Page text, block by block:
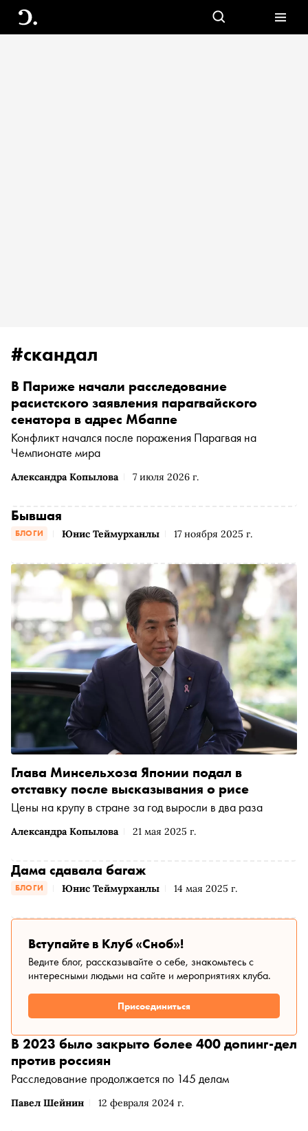
#скандал
Александра Копылова 7 июля 2026 г.
В Париже начали расследование
расистского заявления парагвайского
сенатора в адрес Мбаппе
Конфликт начался после поражения Парагвая на
Чемпионате мира
БЛОГИ Юнис Теймурханлы 17 ноября 2025 г.
Бывшая
Александра Копылова 21 мая 2025 г.
Глава Минсельхоза Японии подал в
отставку после высказывания о рисе
Цены на крупу в стране за год выросли в два раза
БЛОГИ Юнис Теймурханлы 14 мая 2025 г.
Дама сдавала багаж
Вступайте в Клуб «Сноб»!
Ведите блог, рассказывайте о себе, знакомьтесь с
интересными людьми на сайте и мероприятиях клуба.
Присоединиться
Павел Шейнин 12 февраля 2024 г.
В 2023 было закрыто более 400 допинг-дел
против россиян
Расследование продолжается по 145 делам